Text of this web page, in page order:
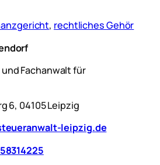
, rechtliches Gehör
Fachanwalt für
6, 04105 Leipzig
leipzig.de